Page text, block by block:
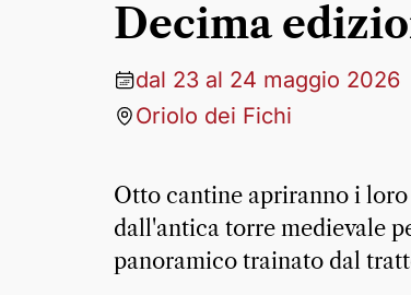
Decima
dal 23 al 24 maggio 2026
Oriolo dei Fichi
Otto cantine apriranno i
dall'antica torre medievale
panoramico trainato dal